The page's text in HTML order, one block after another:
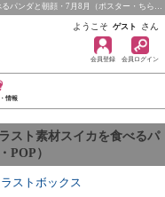
パンダと朝顔・7月8月（ポスター・ちら…
ようこそ ゲスト さん
会員登録 会員ログイン
情報
スト素材スイカを食べるパ
POP）
ストボックス